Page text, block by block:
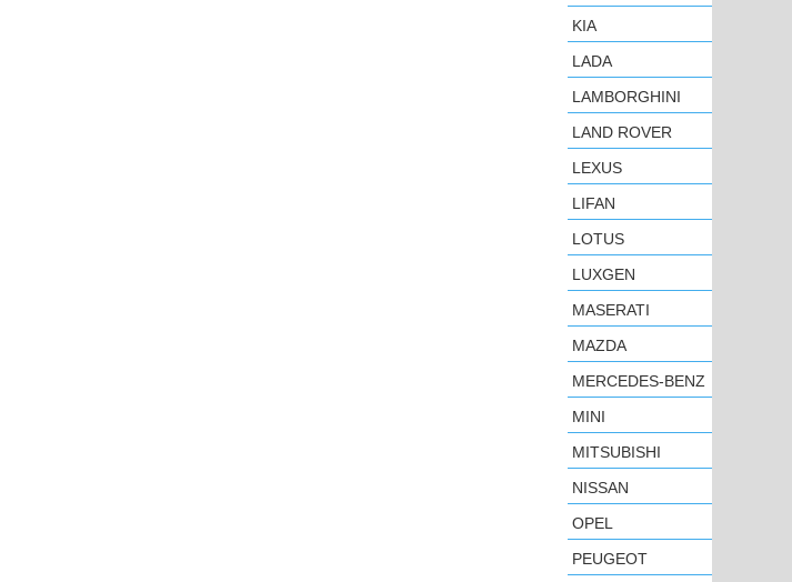
KIA
LADA
LAMBORGHINI
LAND ROVER
LEXUS
LIFAN
LOTUS
LUXGEN
MASERATI
MAZDA
MERCEDES-BENZ
MINI
MITSUBISHI
NISSAN
OPEL
PEUGEOT